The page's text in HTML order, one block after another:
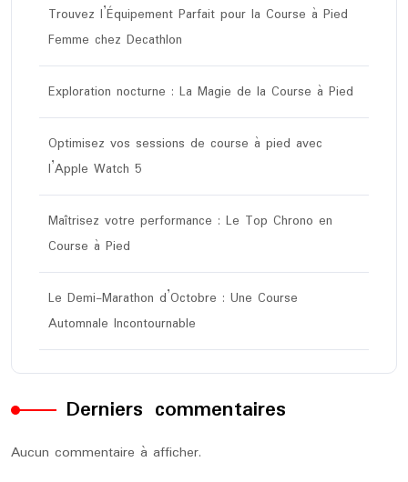
Trouvez l’Équipement Parfait pour la Course à Pied
Femme chez Decathlon
Exploration nocturne : La Magie de la Course à Pied
Optimisez vos sessions de course à pied avec
l’Apple Watch 5
Maîtrisez votre performance : Le Top Chrono en
Course à Pied
Le Demi-Marathon d’Octobre : Une Course
Automnale Incontournable
Derniers commentaires
Aucun commentaire à afficher.